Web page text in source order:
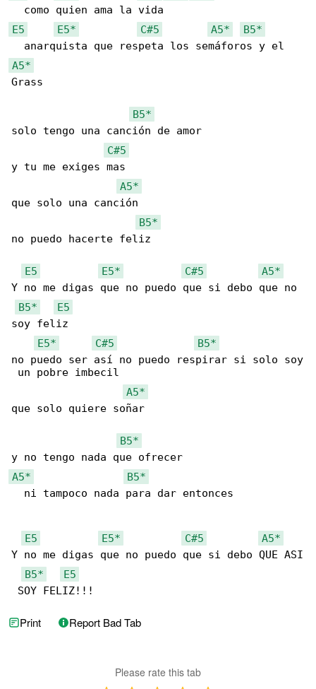
E5
E5* C#5 A5*
B5*
A5*
Grass
B5*
solo tengo una canción de amor
C#5
y tu me exiges mas
A5*
que solo una canción
B5*
no puedo hacerte feliz
E5 E5* C#5
A5*
Y no me digas que no puedo que si debo que no
B5*
E5
soy feliz
E5*
C#5
B5*
no puedo ser así no puedo respirar si solo soy
un pobre imbecil
A5*
que solo quiere soñar
B5*
A5*
B5*
  ni tampoco nada para dar entonces
E5 E5* C#5
A5*
Y no me digas que no puedo que si debo QUE ASI
B5*
E5
SOY FELIZ!!!
Print Report Bad Tab
Please rate this tab